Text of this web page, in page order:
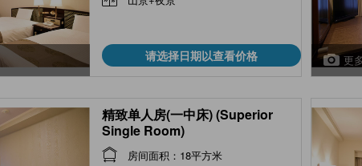
请选择日期以查看价格 更
精致单人房(一中床) (Superior
Single Room)
房间面积：18平方米